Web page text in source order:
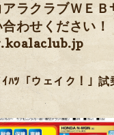
ラクラブＷＥＢ
わせください！
ﾊﾂ「ウェイク！」試